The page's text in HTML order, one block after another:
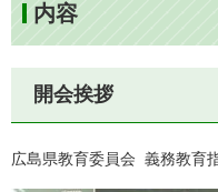
内容
開会挨拶
広島県教育委員会 義務教